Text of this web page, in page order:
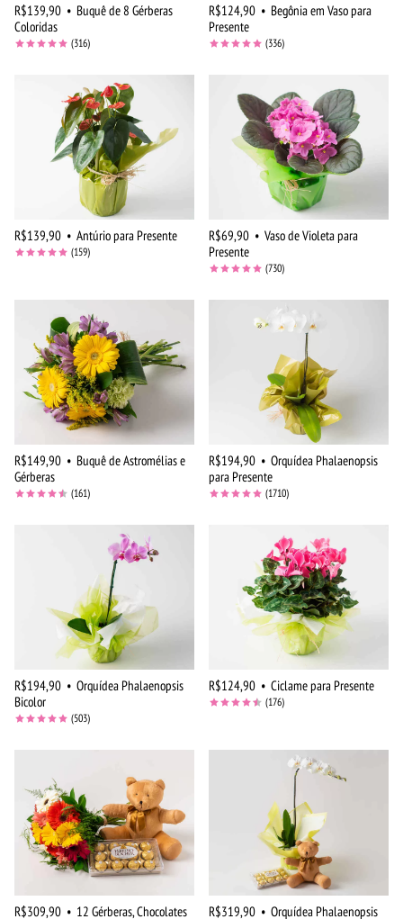
R$139,90 • Buquê de 8 Gérberas
Coloridas
(316)
R$124,90 • Begônia em Vaso para
Presente
(336)
R$139,90 • Antúrio para Presente
(159)
R$69,90 • Vaso de Violeta para
Presente
(730)
R$149,90 • Buquê de Astromélias e
Gérberas
(161)
R$194,90 • Orquídea Phalaenopsis
para Presente
(1710)
R$194,90 • Orquídea Phalaenopsis
Bicolor
(503)
R$124,90 • Ciclame para Presente
(176)
R$309,90 • 12 Gérberas, Chocolates
R$319,90 • Orquídea Phalaenopsis